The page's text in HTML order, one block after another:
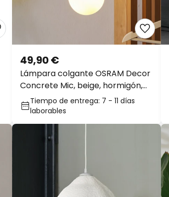
Lámpara colgante OSRAM Decor
Concrete Mic, beige, hormigón,
G9
49,90 €
Tiempo de entrega: 7 - 11 días
laborables